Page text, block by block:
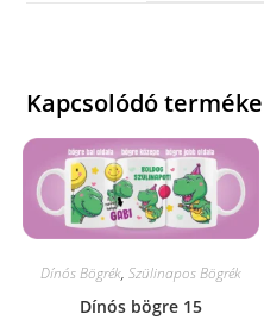
Kapcsolódó
Dínós Bögrék, Szülinapos Bögrék
Dínós bögre 15